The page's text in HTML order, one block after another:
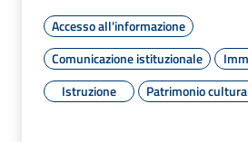
Accesso all'informazione
Comunicazione istituzionale
Istruzione
Patrimonio